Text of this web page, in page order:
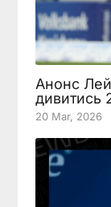
Анонс
дивитись
20 Mar, 2026